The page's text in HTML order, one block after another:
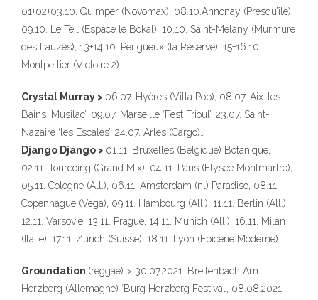
01+02+03.10. Quimper (Novomax), 08.10.Annonay (Presqu’île),
09.10. Le Teil (Espace le Bokal), 10.10. Saint-Melany (Murmure
des Lauzes), 13+14.10. Perigueux (la Réserve), 15+16.10.
Montpellier (Victoire 2)
Crystal Murray > 06.07. Hyères (Villa Pop), 08.07. Aix-les-
Bains ‘Musilac’, 09.07. Marseille ‘Fest Frioul’, 23.07. Saint-
Nazaire ‘les Escales’, 24.07. Arles (Cargo)…
Django Django > 01.11. Bruxelles (Belgique) Botanique,
02.11. Tourcoing (Grand Mix), 04.11. Paris (Elysée Montmartre),
05.11. Cologne (All.), 06.11. Amsterdam (nl) Paradiso, 08.11.
Copenhague (Vega), 09.11. Hambourg (All.), 11.11. Berlin (All.),
12.11. Varsovie, 13.11. Prague, 14.11. Munich (All.), 16.11. Milan
(Italie), 17.11. Zurich (Suisse), 18.11. Lyon (Epicerie Moderne).
Groundation (reggae) > 30.07.2021. Breitenbach Am
Herzberg (Allemagne) ‘Burg Herzberg Festival’, 08.08.2021.